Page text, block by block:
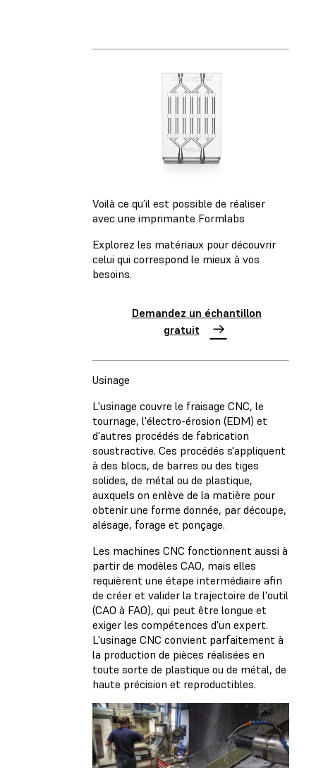
Voilà ce qu’il est possible de réaliser
avec une imprimante Formlabs
Explorez les matériaux pour découvrir
celui qui correspond le mieux à vos
besoins.
Demandez un échantillon
gratuit
Usinage
L'usinage couvre le fraisage CNC, le
tournage, l'électro-érosion (EDM) et
d'autres procédés de fabrication
soustractive. Ces procédés s'appliquent
à des blocs, de barres ou des tiges
solides, de métal ou de plastique,
auxquels on enlève de la matière pour
obtenir une forme donnée, par découpe,
alésage, forage et ponçage.
Les machines CNC fonctionnent aussi à
partir de modèles CAO, mais elles
requièrent une étape intermédiaire afin
de créer et valider la trajectoire de l'outil
(CAO à FAO), qui peut être longue et
exiger les compétences d'un expert.
L'usinage CNC convient parfaitement à
la production de pièces réalisées en
toute sorte de plastique ou de métal, de
haute précision et reproductibles.